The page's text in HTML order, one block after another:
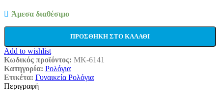
Άμεσα διαθέσιμο
ΠΡΟΣΘΉΚΗ ΣΤΟ ΚΑΛΆΘΙ
Add to wishlist
Κωδικός προϊόντος: MK-6141
Κατηγορία: Ρολόγια
Ετικέτα: Γυναικεία Ρολόγια
Περιγραφή